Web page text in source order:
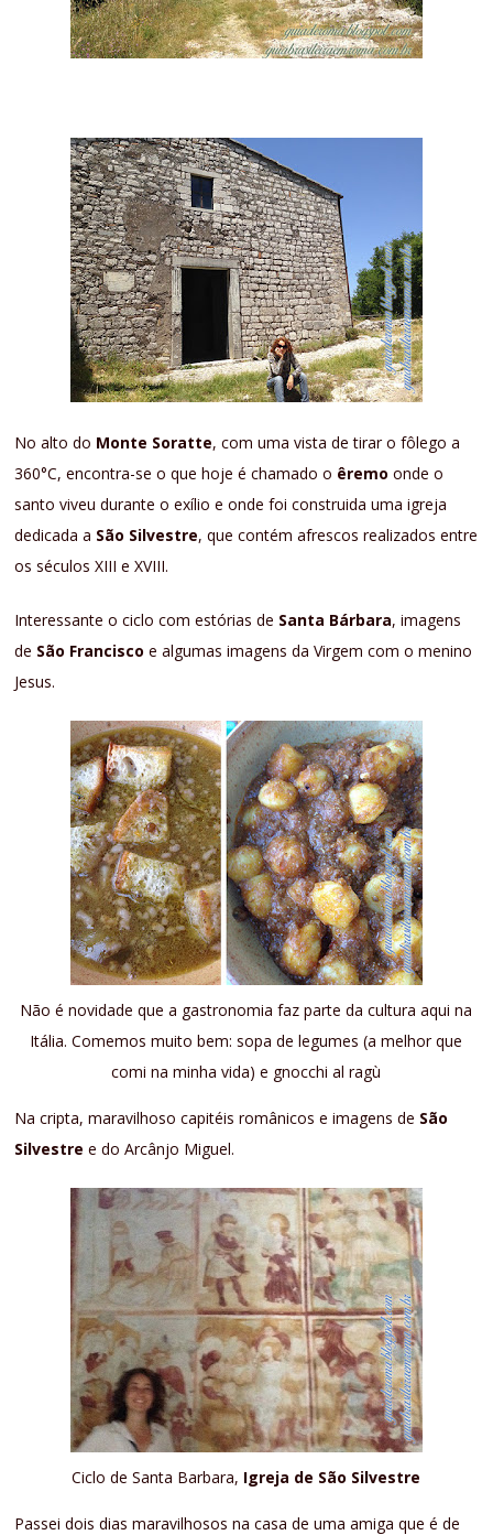
No alto do Monte Soratte, com uma vista de tirar o fôlego a
360°C, encontra-se o que hoje é chamado o êremoonde o
santo viveu durante o exílio e onde foi construida uma igreja
dedicada a São Silvestre, que contém afrescos realizados entre
os séculos XIII e XVIII.
Interessante o ciclo com estórias de Santa Bárbara, imagens
de São Francisco e algumas imagens da Virgem com o menino
Jesus.
Não é novidade que a gastronomia faz parte da cultura aqui na
Itália. Comemos muito bem: sopa de legumes (a melhor que
comi na minha vida) e gnocchi al ragù
Na cripta, maravilhoso capitéis românicos e imagens de São
Silvestre e do Arcânjo Miguel.
Ciclo de Santa Barbara, Igreja de São Silvestre
Passei dois dias maravilhosos na casa de uma amiga que é de